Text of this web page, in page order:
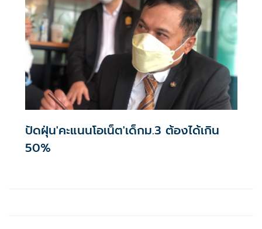
ปัดฝุ่น'คะแนนโอเน็ต'เด็กม.3 ต้องได้เกิน
50%